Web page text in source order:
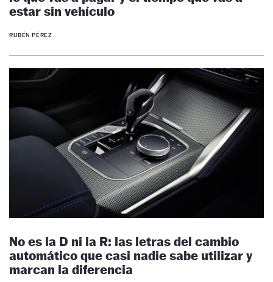
estar sin vehículo
RUBÉN PÉREZ
No es la D ni la R: las letras del cambio
automático que casi nadie sabe utilizar y
marcan la diferencia